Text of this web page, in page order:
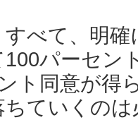
すべて、明
100パーセン
ト同意が得
ちていくの